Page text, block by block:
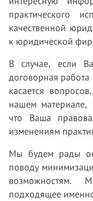
практического
качественной
к юридической
В случае, если
договорная
касается
нашем материале,
что Ваша
изменениям
Мы будем рады
поводу
возможностям.
подходящее